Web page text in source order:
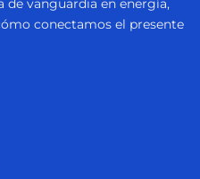
de vanguardia en energía,
conectamos el presente